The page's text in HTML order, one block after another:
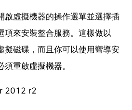
啟虛擬機器的操作選單並選擇插
項來安裝整合服務。這樣做以
擬磁碟，而且你可以使用嚮導安
重啟虛擬機器。
2012 r2